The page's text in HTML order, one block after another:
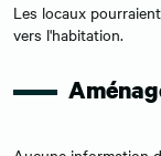
Les locaux
vers l'habitation.